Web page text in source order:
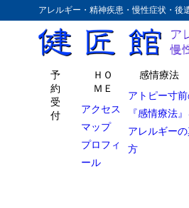
アレルギー・精神疾患・慢性症状・後
予
約
受
付
ＨＯ
ＭＥ
アクセス
マップ
プロフィ
ール
感情療法
アトピー寸
『感情療法
アレルギー
方